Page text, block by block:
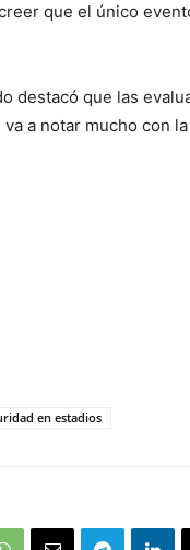
que el único
destacó que las
a notar mucho con
en estadios